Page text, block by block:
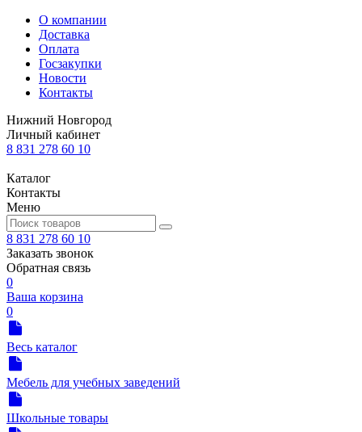
О компании
Доставка
Оплата
Госзакупки
Новости
Контакты
Нижний Новгород
Личный кабинет
8 831 278 60 10
Каталог
Контакты
Меню
8 831 278 60 10
Заказать звонок
Обратная связь
0
Ваша корзина
0
Весь каталог
Мебель для учебных заведений
Школьные товары